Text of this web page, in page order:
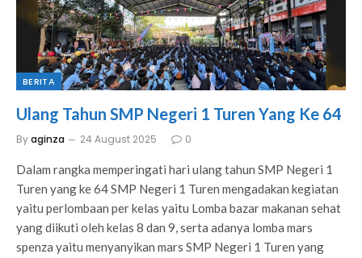
BERITA
Ulang Tahun SMP Negeri 1 Turen Yang Ke 64
Byaginza 24 August 2025 0
Dalam rangka memperingati hari ulang tahun SMP Negeri 1
Turen yang ke 64 SMP Negeri 1 Turen mengadakan kegiatan
yaitu perlombaan per kelas yaitu Lomba bazar makanan sehat
yang diikuti oleh kelas 8 dan 9, serta adanya lomba mars
spenza yaitu menyanyikan mars SMP Negeri 1 Turen yang